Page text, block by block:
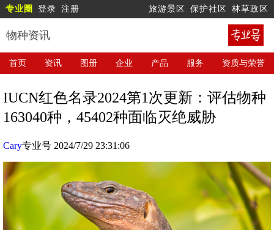
专业圈 登录 注册 旅游景区 保护社区 林草政区
物种资讯
首页 资讯 图册 企业 产品 服务 资质与荣誉
IUCN红色名录2024第1次更新：评估物种
163040种，45402种面临灭绝威胁
Cary专业号 2024/7/29 23:31:06